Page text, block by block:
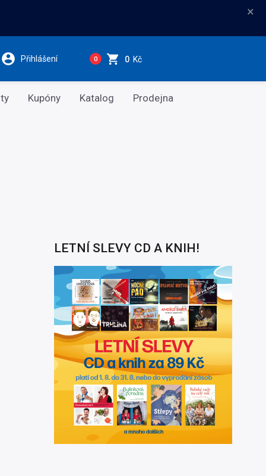
×
Přihlášení 0 0 Kč
Kupóny Katalog Prodejna
LETNÍ SLEVY CD A KNIH!